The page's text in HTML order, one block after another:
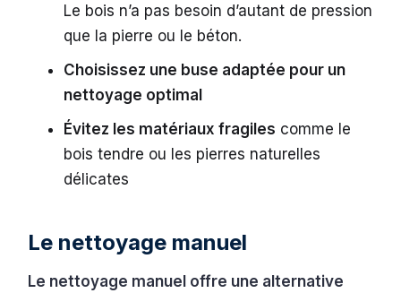
Le bois n’a pas besoin d’autant de pression
que la pierre ou le béton.
Choisissez une buse adaptée pour un
nettoyage optimal
Évitez les matériaux fragiles comme le
bois tendre ou les pierres naturelles
délicates
Le nettoyage manuel
Le nettoyage manuel offre une alternative